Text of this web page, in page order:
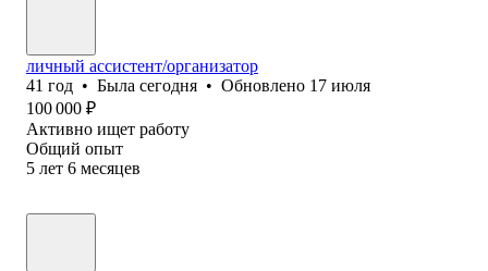
личный ассистент/организатор
41 год • Была сегодня • Обновлено 17 июля
100 000 ₽
Активно ищет работу
Общий опыт
5 лет 6 месяцев